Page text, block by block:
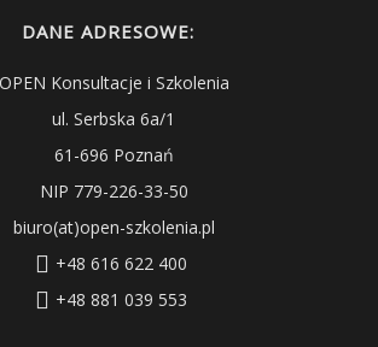
DANE ADRESOWE:
OPEN Konsultacje i Szkolenia
ul. Serbska 6a/1
61-696 Poznań
NIP 779-226-33-50
biuro(at)open-szkolenia.pl
+48 616 622 400
+48 881 039 553